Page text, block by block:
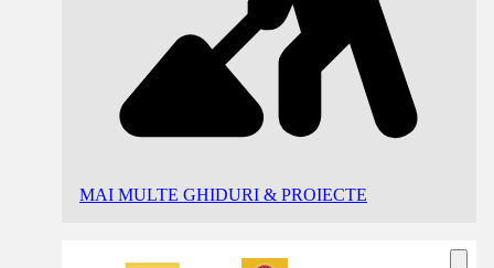
MAI MULTE GHIDURI & PROIECTE